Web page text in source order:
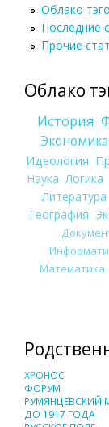
Облако
Последние
Прочие
Облако
История
Экономика
Идеология
Наука Логика
Литература
География
Математика
ХРОНОС
ФОРУМ
РУМЯНЦЕВСКИЙ
ДО 1917 ГОДА